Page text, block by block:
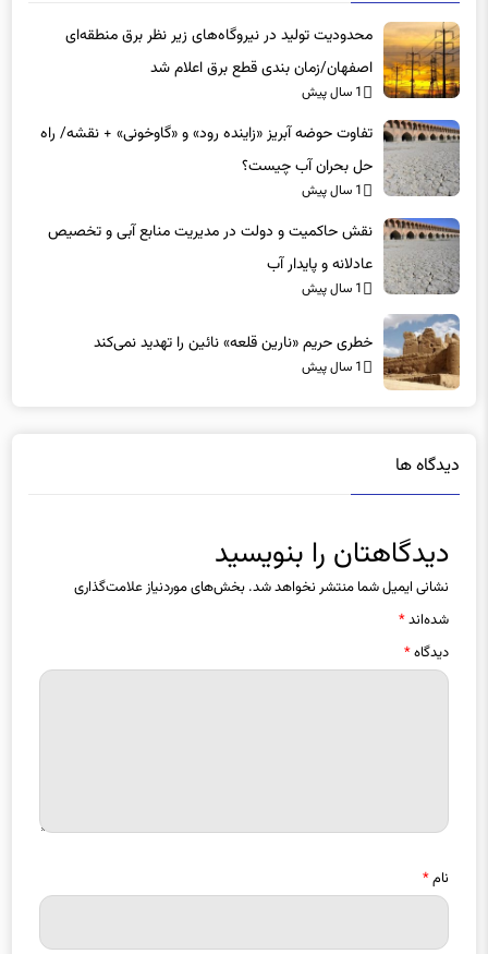
محدودیت تولید در نیروگاه‌های زیر نظر برق منطقه‌ای
اصفهان/زمان بندی قطع برق اعلام شد
1 سال پیش
تفاوت حوضه آبریز «زاینده رود» و «گاوخونی» + نقشه/ راه
حل بحران آب چیست؟
1 سال پیش
نقش حاکمیت و دولت در مدیریت منابع آبی و تخصیص
عادلانه و پایدار آب
1 سال پیش
خطری حریم «نارین قلعه‌» نائین را تهدید نمی‌کند
1 سال پیش
دیدگاه ها
دیدگاهتان را بنویسید
نشانی ایمیل شما منتشر نخواهد شد. بخش‌های موردنیاز علامت‌گذاری
شده‌اند*
دیدگاه*
نام*